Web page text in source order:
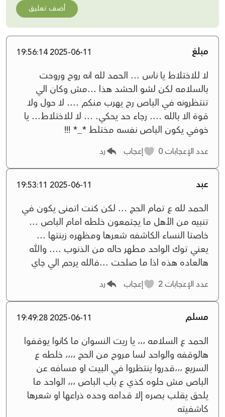
أضف تعليق
مبلغ 2025-06-11 19:56:14
لا للاختلاط يا ناس ... الحمد لله انه روح وروحت
بالسلامه لكن لشو الحشد هذا ...مش وكان الي
تنتظرونه في الباص رح يهرب منكم .... لا حول ولا
قوة الا بالله .... رجاء حد يحكي. ... لا للاختلاط... يا
خوفي يكون الباص نفسه مختلط *_* !!!
عدد الإعجابات إعجاب رد
عبد 2025-06-11 19:53:11
الحمد لله ع تمام الحج ... لكن كنت اتمنى يكون في
تنبيه من الأهل ما يجتمعون خلطه امام الباص ...
خاصتا النساء الكاشفه شعرها ومظهره زينتها ...
يعني توك الواحد مطهر حاله من الذنوب .... والله
هالعاده هذه اذا ما صلحت ...فالله يرحم الي جاي
عدد الإعجابات إعجاب رد
مسلم 2025-06-11 19:49:28
الحمد ع السلامه ،،، يا ريت النسوان ما كانوا يوقفوا
هالوقفه والواحد لسا مروح من الحج ،،،، خلطه ع
السريع ،،،قدروا ينتظروا في البيت او مسافه عن
الباص مش حلوه كذي ع باب الباص ،،، الواحد ما
يلحق يقلب بصره إلا قدامه وحده ذراعها او شعرها
كاشفيته